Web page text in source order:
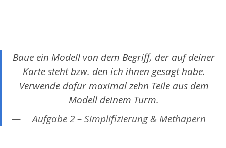
Baue ein Modell von dem Begriff, der auf deiner
Karte steht bzw. den ich ihnen gesagt habe.
Verwende dafür maximal zehn Teile aus dem
Modell deinem Turm.
Aufgabe 2 – Simplifizierung & Methapern